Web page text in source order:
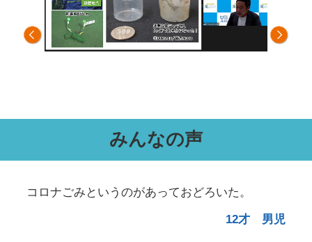
みんなの声
コロナごみというのがあっておどろいた。
12才 男児